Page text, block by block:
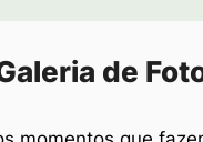
de Fotosde